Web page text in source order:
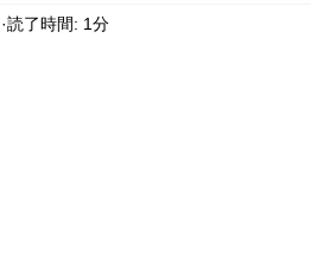
読了時間: 1分